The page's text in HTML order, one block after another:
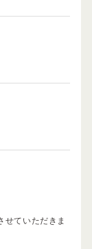
せていただきま